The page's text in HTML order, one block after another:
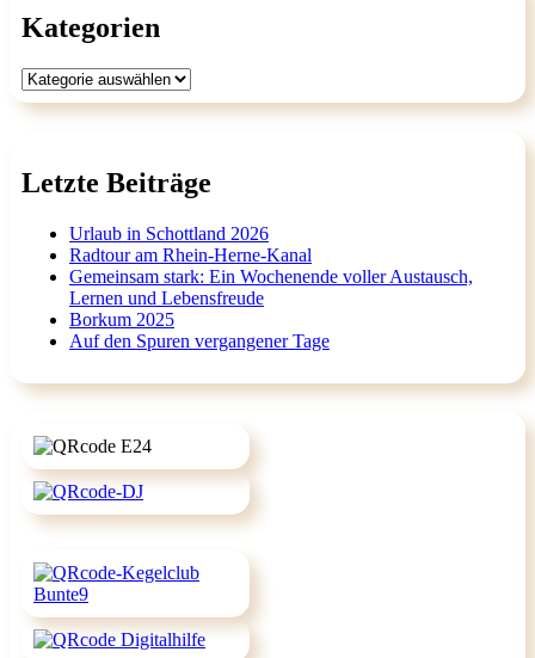
Kategorien
Kategorien
Letzte Beiträge
Urlaub in Schottland 2026
Radtour am Rhein-Herne-Kanal
Gemeinsam stark: Ein Wochenende voller Austausch,
Lernen und Lebensfreude
Borkum 2025
Auf den Spuren vergangener Tage